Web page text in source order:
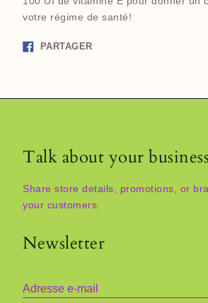
votre régime de santé!
PARTAGERPartager
Talk about your business
Share store details, promotions, or
your customers.
Newsletter
Adresse e-mail